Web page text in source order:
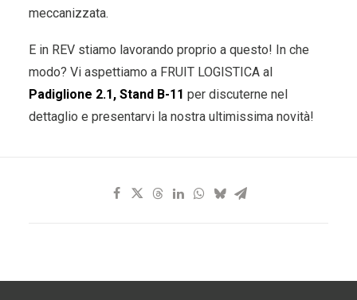
meccanizzata.
E in REV stiamo lavorando proprio a questo! In che
modo? Vi aspettiamo a FRUIT LOGISTICA al
Padiglione 2.1, Stand B-11 per discuterne nel
dettaglio e presentarvi la nostra ultimissima novità!